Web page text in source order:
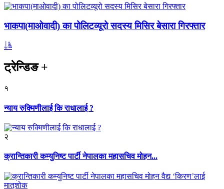
भाकपा(माओवादी) का पोलिटव्यूरो सदस्य मिसिर बेसारा गिरफ्तार
ट्रेन्डिङ+
१
न्याय रुक्मिणीलाई कि राधालाई ?
२
क्रान्तिकारी कम्युनिष्ट पार्टी नेपालका महासचिव मोहन...